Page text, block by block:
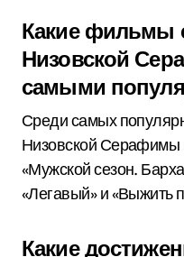
Какие фильмы
Низовской
самыми
Среди самых
Низовской Серафимы
«Мужской сезон.
«Легавый» и «Выжить
Какие